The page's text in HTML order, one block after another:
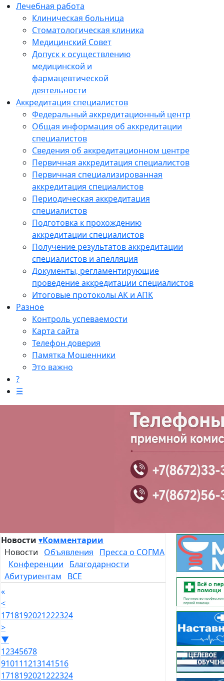
Лечебная работа
Клиническая больница
Стоматологическая клиника
Медицинский Совет
Допуск к осуществлению
медицинской и
фармацевтической
деятельности
Аккредитация специалистов
Федеральный аккредитационный центр
Общая информация об аккредитации
специалистов
Сведения об аккредитационном центре
Первичная аккредитация специалистов
Первичная специализированная
аккредитация специалистов
Периодическая аккредитация
специалистов
Подготовка к прохождению
аккредитации специалистов
Получение результатов аккредитации
специалистов и апелляция
Документы, регламентирующие
проведение аккредитации специалистов
Итоговые протоколы АК и АПК
Разное
Контроль успеваемости
Карта сайта
Телефон доверия
Памятка Мошенники
Это важно
?
☰
Новости ▾Комментарии
Новости Объявления
Пресса о СОГМА
Конференции
Благодарности
Абитуриентам
ВСЕ
«
<
1718192021222324
>
▼
12345678
910111213141516
1718192021222324